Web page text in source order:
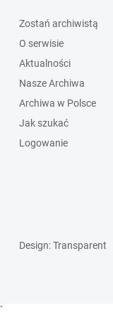
Zostań archiwistą
O serwisie
Aktualności
Nasze Archiwa
Archiwa w Polsce
Jak szukać
Logowanie
Design: Transparent
`